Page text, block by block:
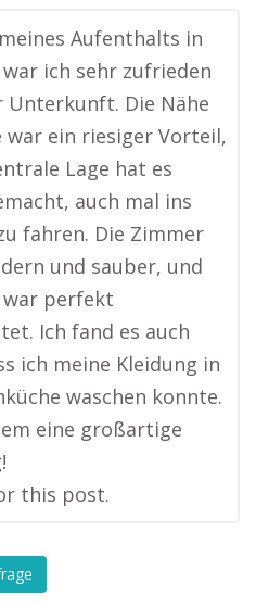
Aufenthalts in
ich sehr zufrieden
Unterkunft. Die Nähe
war ein riesiger Vorteil,
Lage hat es
auch mal ins
fahren. Die Zimmer
und sauber, und
war perfekt
Ich fand es auch
ich meine Kleidung in
waschen konnte.
eine großartige
this post.